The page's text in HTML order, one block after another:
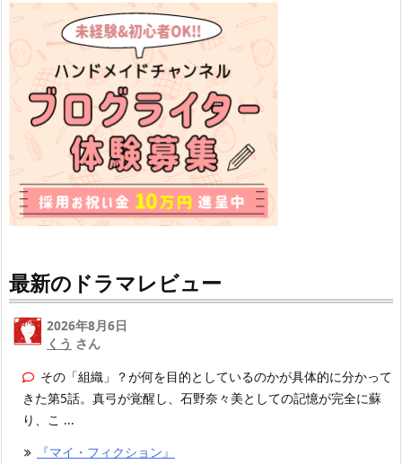
最新のドラマレビュー
2026年8月6日
くう さん
その「組織」？が何を目的としているのかが具体的に分かって
きた第5話。真弓が覚醒し、石野奈々美としての記憶が完全に蘇
り、こ ...
『マイ・フィクション』